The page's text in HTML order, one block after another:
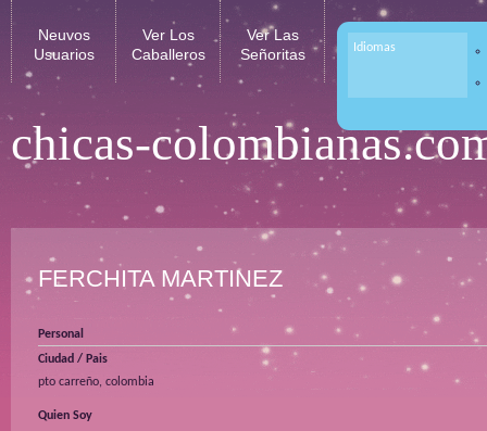
chicas-
Neuvos
Usuarios
Ver Los
Caballeros
Ver Las
Señoritas
Idiomas
FERCHITA MARTINEZ
Personal
Ciudad / Pais
pto carreño, colombia
Quien Soy